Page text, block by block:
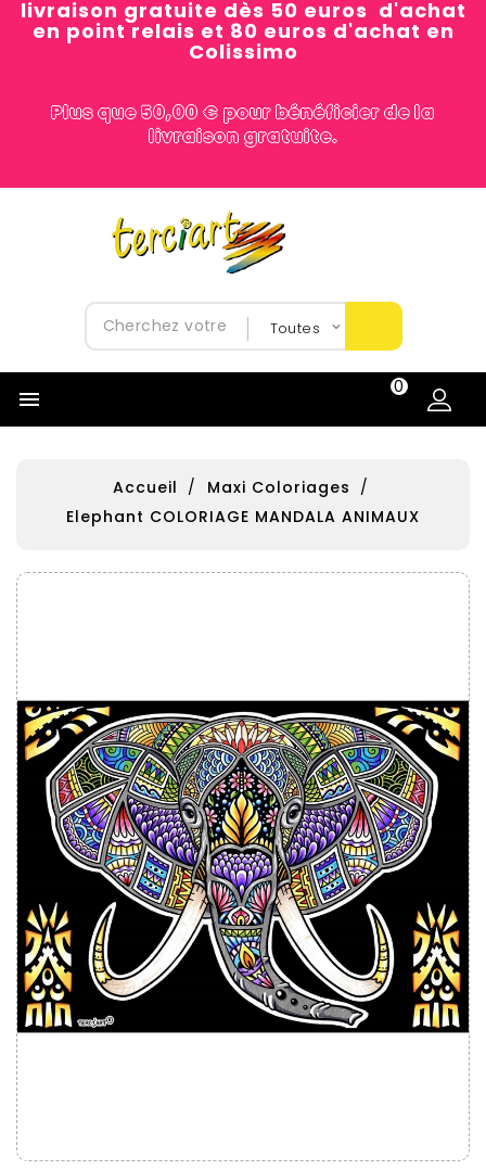
livraison gratuite dès 50 euros d'achat
en point relais et 80 euros d'achat en
Colissimo
Plus que 50,00 € pour bénéficier de la
livraison gratuite.

0
Accueil
Maxi Coloriages
Elephant COLORIAGE MANDALA ANIMAUX